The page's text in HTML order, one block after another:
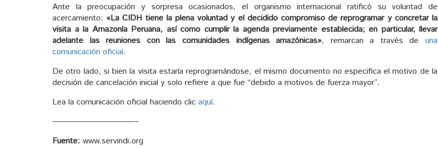
Ante la preocupación y sorpresa ocasionados, el organismo internacional ratificó su voluntad de
acercamiento: «La CIDH tiene la plena voluntad y el decidido compromiso de reprogramar y concretar la
visita a la Amazonía Peruana, así como cumplir la agenda previamente establecida; en particular, llevar
adelante las reuniones con las comunidades indígenas amazónicas», remarcan a través deuna
comunicación oficial.
De otro lado, si bien la visita estaría reprogramándose, el mismo documento no especifica el motivo de la
decisión de cancelación inicial y solo refiere a que fue “debido a motivos de fuerza mayor”.
Lea la comunicación oficial haciendo clic aquí.
——————————–
Fuente: www.servindi.org